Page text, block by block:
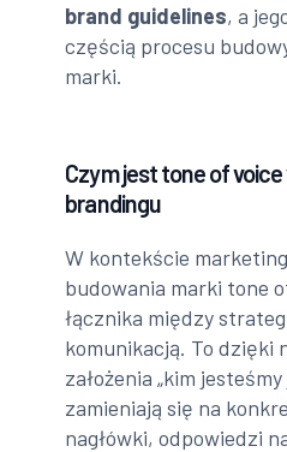
brand guidelines, a
częścią procesu
marki.
Czym jest tone of
brandingu
W kontekście
budowania marki tone
łącznika między
komunikacją. To dzięki
założenia „kim
zamieniają się na
nagłówki, odpowiedzi